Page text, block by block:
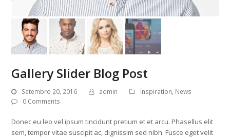
Gallery Slider Blog Post
Setembro 20, 2016 admin Inspiration, News
0 Comments
Donec eu leo vel ipsum tincidunt pretium et et arcu. Phasellus elit
sem, tempor vitae suscipit ac, dignissim sed nibh. Fusce eget velit